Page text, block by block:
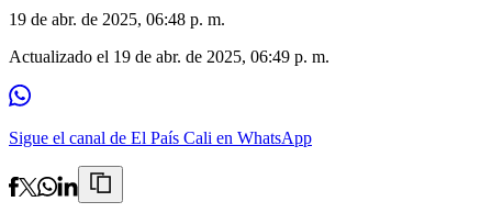
19 de abr. de 2025, 06:48 p. m.
Actualizado el 19 de abr. de 2025, 06:49 p. m.
Sigue el canal de El País Cali en WhatsApp